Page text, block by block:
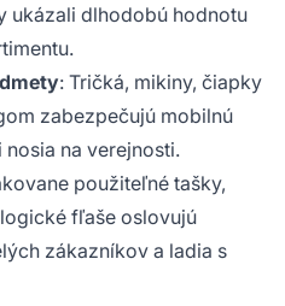
ukázali dlhodobú hodnotu
: Tričká, mikiny, čiapky
zabezpečujú mobilnú
na verejnosti.
použiteľné tašky,
fľaše oslovujú
zákazníkov a ladia s